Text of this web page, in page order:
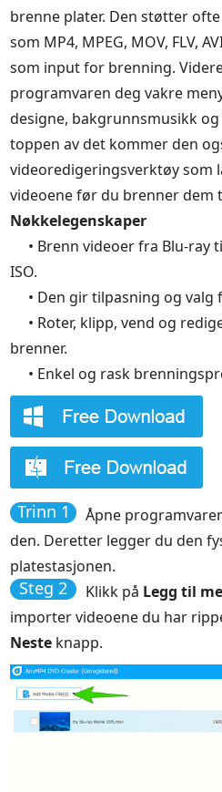
brenne plater. Den støtter
som MP4, MPEG, MOV, FLV,
som input for brenning.
programvaren deg vakre
designe, bakgrunnsmusikk
toppen av det kommer den
videoredigeringsverktøy som
videoene før du brenner dem
Nøkkelegenskaper
• Brenn videoer fra Blu-ray
ISO.
• Den gir tilpasning og valg
• Roter, klipp, vend og
brenner.
• Enkel og rask
Trinn 1
Åpne
den. Deretter legger du den
platestasjonen.
Steg 2 Klikk på Legg til
importer videoene du har
Neste knapp.